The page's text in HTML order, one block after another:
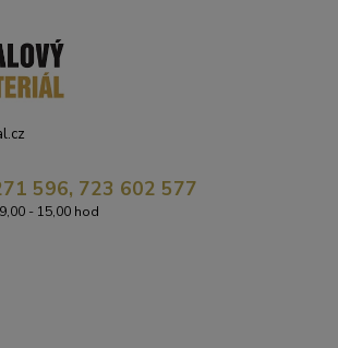
596, 723 602 577
- 15,00 hod